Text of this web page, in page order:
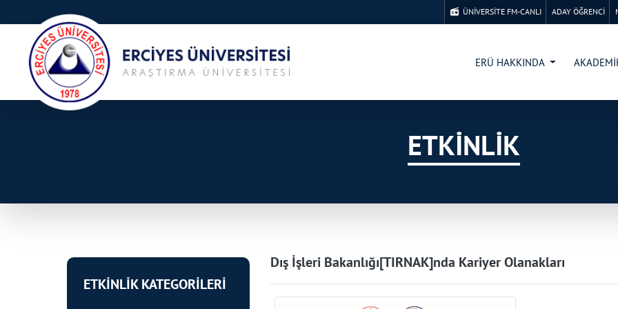
ÜNİVERSİTE FM-CANLI ADAY ÖĞRENCİ
ERÜ HAKKINDA
ETKİNLİK
ETKİNLİK KATEGORİLERİ
Dış İşleri Bakanlığı[TIRNAK]nda Kariyer Olanakları